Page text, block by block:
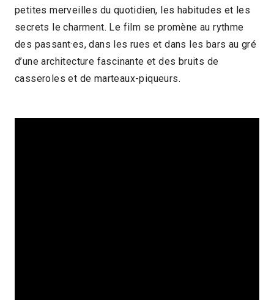
petites merveilles du quotidien, les habitudes et les
secrets le charment. Le film se promène au rythme
des passant·es, dans les rues et dans les bars au gré
d’une architecture fascinante et des bruits de
casseroles et de marteaux-piqueurs.